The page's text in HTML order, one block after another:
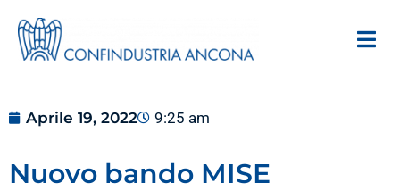
Aprile 19, 2022 9:25 am
Nuovo bando MISE